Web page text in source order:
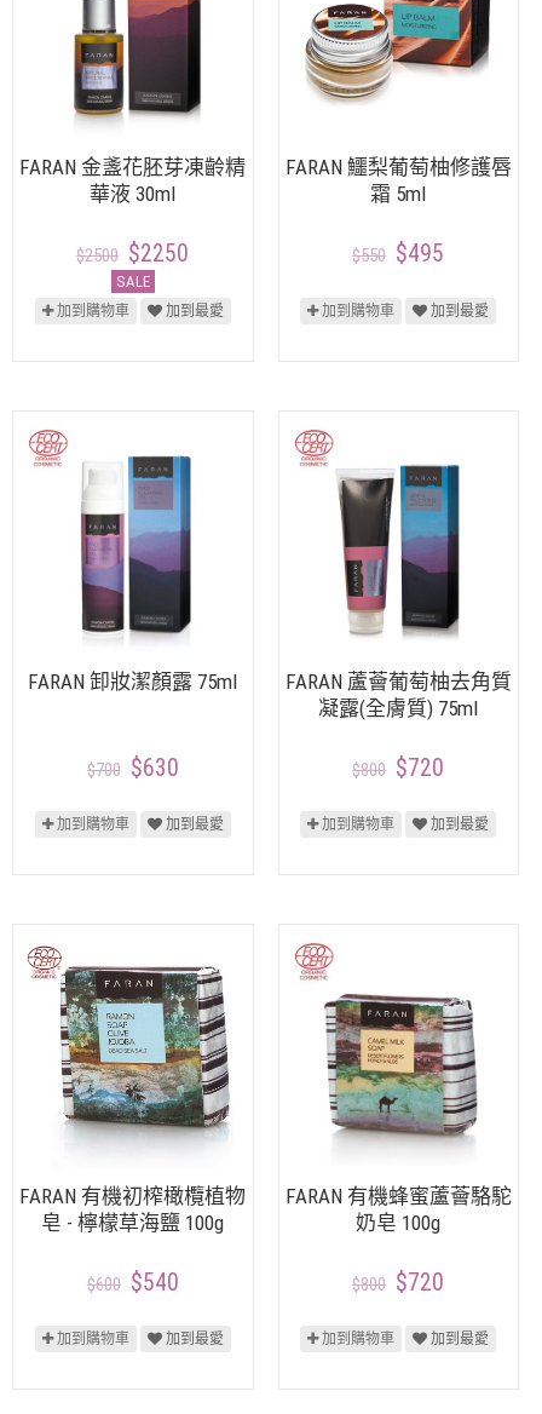
FARAN 金盞花胚芽凍齡精
華液 30ml
$2500 $2250
SALE
加到購物車 加到最愛
FARAN 鱷梨葡萄柚修護唇
霜 5ml
$550 $495
加到購物車 加到最愛
FARAN 卸妝潔顏露 75ml
$700 $630
加到購物車 加到最愛
FARAN 蘆薈葡萄柚去角質
凝露(全膚質) 75ml
$800 $720
加到購物車 加到最愛
FARAN 有機初榨橄欖植物
皂 - 檸檬草海鹽 100g
$600 $540
加到購物車 加到最愛
FARAN 有機蜂蜜蘆薈駱駝
奶皂 100g
$800 $720
加到購物車 加到最愛